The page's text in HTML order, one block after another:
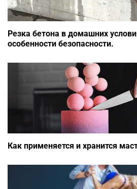
Резка бетона в домашних
особенности безопасности.
Как применяется и хранится